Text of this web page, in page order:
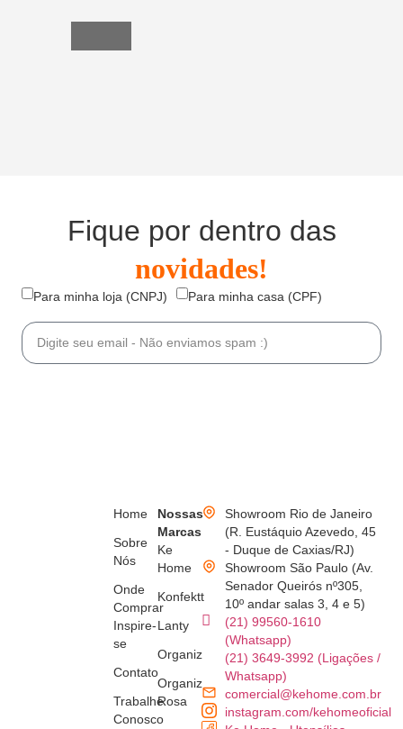
Fique por dentro das
novidades!
Para minha loja (CNPJ) Para minha casa (CPF)
Home
Sobre
Nós
Onde
Comprar
Inspire-
se
Contato
Trabalhe
Conosco
Nossas
Marcas
Ke
Home
Konfektt
Lanty
Organiz
Organiz
Rosa
Showroom Rio de Janeiro
(R. Eustáquio Azevedo, 45
- Duque de Caxias/RJ)
Showroom São Paulo (Av.
Senador Queirós nº305,
10º andar salas 3, 4 e 5)
(21) 99560-1610
(Whatsapp)
(21) 3649-3992 (Ligações /
Whatsapp)
comercial@kehome.com.br
instagram.com/kehomeoficial